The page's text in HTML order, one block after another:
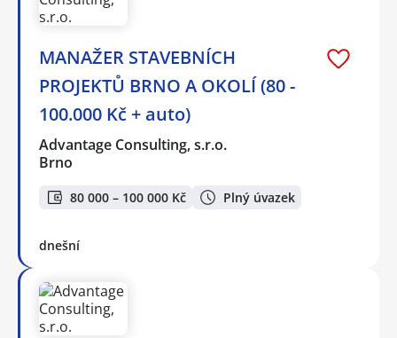
MANAŽER STAVEBNÍCH
PROJEKTŮ BRNO A OKOLÍ (80 -
100.000 Kč + auto)
Advantage Consulting, s.r.o.
Brno
80 000 – 100 000 Kč Plný úvazek
dnešní